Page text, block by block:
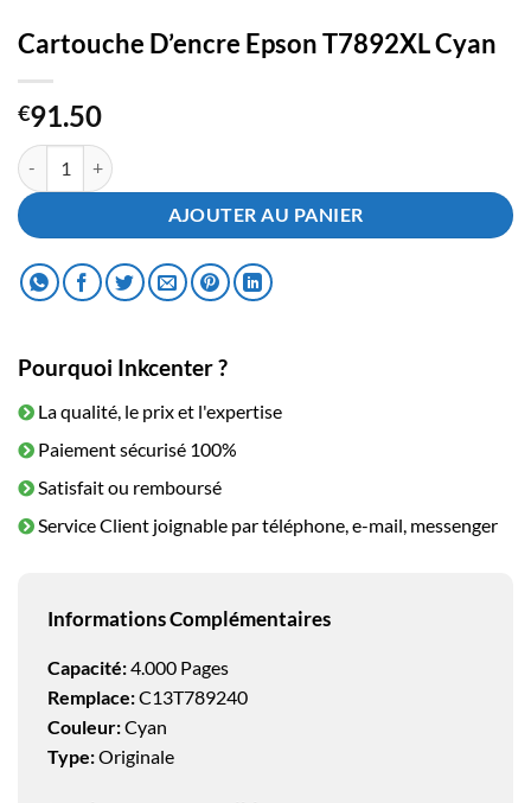
Cartouche D’encre Epson T7892XL Cyan
€91.50
quantité de Cartouche D'encre Epson T7892XL Cyan
AJOUTER AU PANIER
Pourquoi Inkcenter ?
La qualité, le prix et l'expertise
Paiement sécurisé 100%
Satisfait ou remboursé
Service Client joignable par téléphone, e-mail, messenger
Informations Complémentaires
Capacité:4.000 Pages
Remplace:C13T789240
Couleur:Cyan
Type:Originale